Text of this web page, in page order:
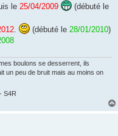
le 25/04/2009
(débuté le
. (débuté le 28/01/2010)
boulons se desserrent, ils
un peu de bruit mais au moins on
S4R